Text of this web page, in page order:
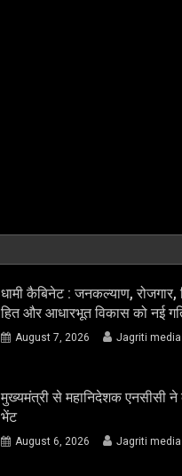
धामी कैबिनेट : जनकल्याण, रोजगार,
हित और आधारभूत विकास को नई
August 7, 2026 Jagriti media
मुख्यमंत्री से महानिदेशक एनसीसी ने
भेंट
August 6, 2026 Jagriti media